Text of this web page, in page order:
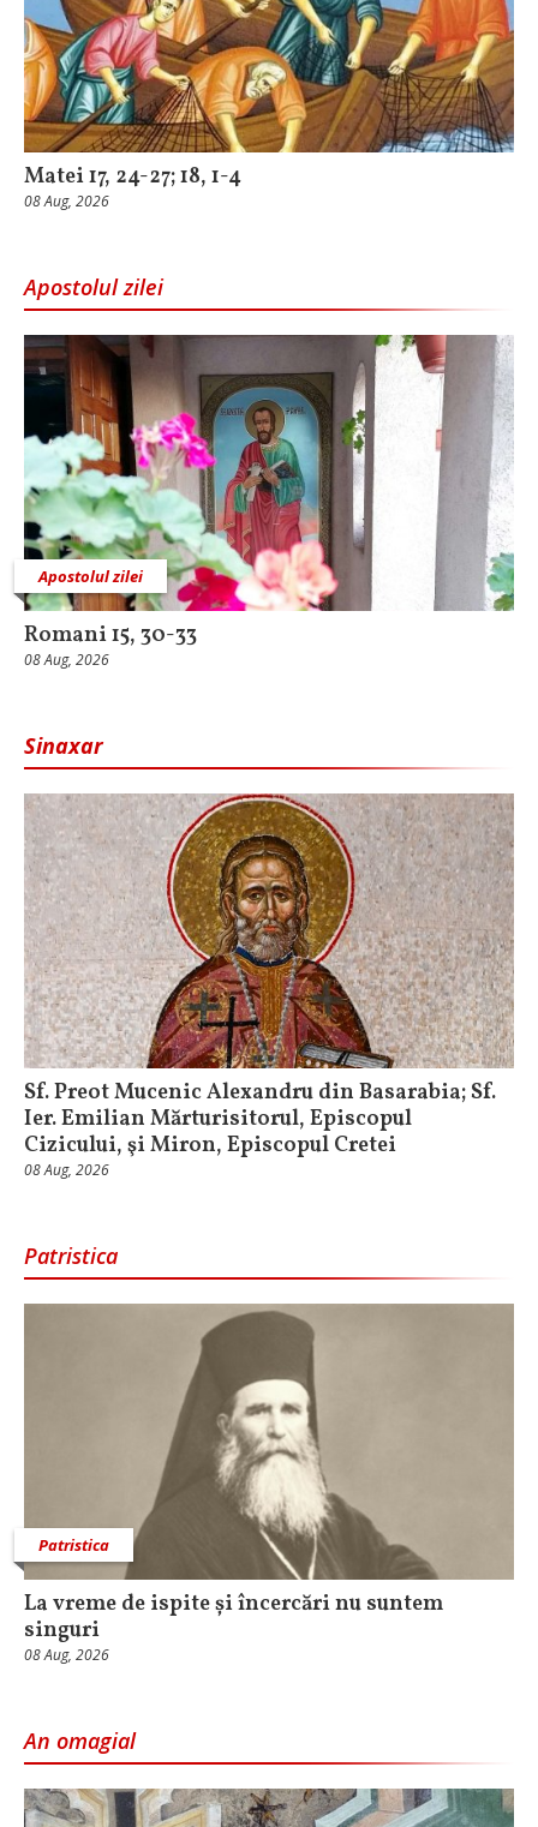
Matei 17, 24-27; 18, 1-4
08 Aug, 2026
Apostolul zilei
Apostolul zilei
Romani 15, 30-33
08 Aug, 2026
Sinaxar
Sf. Preot Mucenic Alexandru din Basarabia; Sf.
Ier. Emilian Mărturisitorul, Episcopul
Cizicului, şi Miron, Episcopul Cretei
08 Aug, 2026
Patristica
Patristica
La vreme de ispite și încercări nu suntem
singuri
08 Aug, 2026
An omagial